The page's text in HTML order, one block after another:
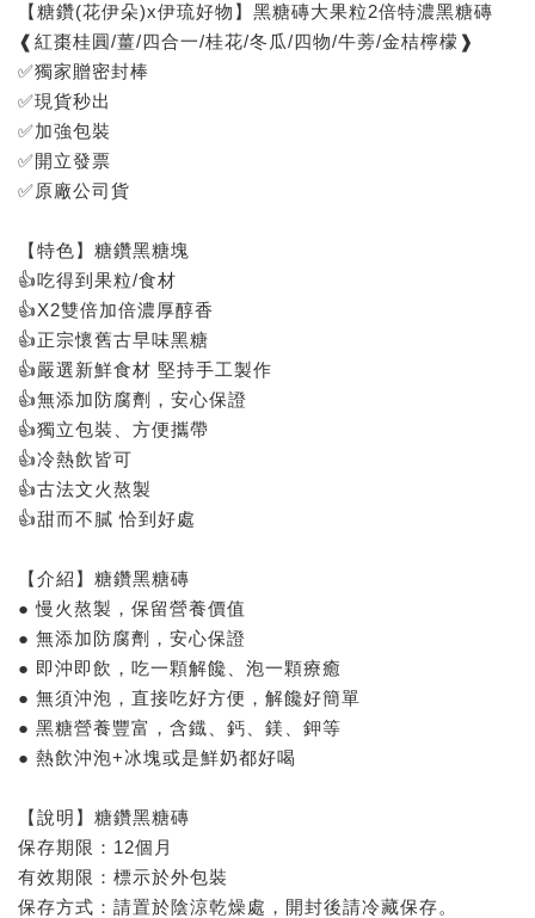
【糖鑽(花伊朵)x伊琉好物】黑糖磚大果粒2倍特濃黑糖磚
❰紅棗桂圓/薑/四合一/桂花/冬瓜/四物/牛蒡/金桔檸檬❱
✅獨家贈密封棒
✅現貨秒出
✅加強包裝
✅開立發票
✅原廠公司貨
【特色】糖鑽黑糖塊
👍吃得到果粒/食材
👍X2雙倍加倍濃厚醇香
👍正宗懷舊古早味黑糖
👍嚴選新鮮食材 堅持手工製作
👍無添加防腐劑，安心保證
👍獨立包裝、方便攜帶
👍冷熱飲皆可
👍古法文火熬製
👍甜而不膩 恰到好處
【介紹】糖鑽黑糖磚
● 慢火熬製，保留營養價值
● 無添加防腐劑，安心保證
● 即沖即飲，吃一顆解饞、泡一顆療癒
● 無須沖泡，直接吃好方便，解饞好簡單
● 黑糖營養豐富，含鐡、鈣、鎂、鉀等
● 熱飲沖泡+冰塊或是鮮奶都好喝
【說明】糖鑽黑糖磚
保存期限：12個月
有效期限：標示於外包裝
保存方式：請置於陰涼乾燥處，開封後請冷藏保存。